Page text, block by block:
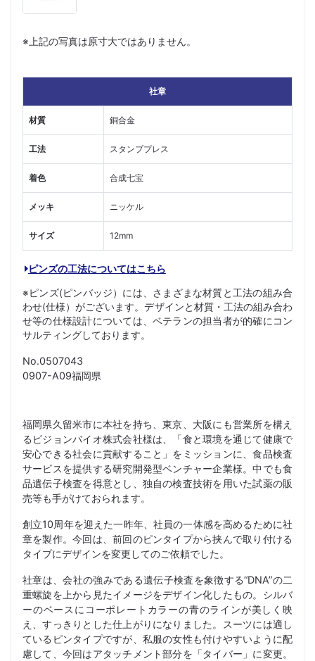
※上記の写真は原寸大ではありません。
社章
材質 銅合金
工法 スタンププレス
着色 合成七宝
メッキ ニッケル
サイズ 12mm
ピンズの工法についてはこちら
※ピンズ(ピンバッジ）には、さまざまな材質と工法の組み合
わせ(仕様）がございます。デザインと材質・工法の組み合わ
せ等の仕様設計については、ベテランの担当者が的確にコン
サルティングしております。
No.0507043
0907-A09福岡県
福岡県久留米市に本社を持ち、東京、大阪にも営業所を構え
るビジョンバイオ株式会社様は、「食と環境を通じて健康で
安心できる社会に貢献すること」をミッションに、食品検査
サービスを提供する研究開発型ベンチャー企業様。中でも食
品遺伝子検査を得意とし、独自の検査技術を用いた試薬の販
売等も手がけておられます。
創立10周年を迎えた一昨年、社員の一体感を高めるために社
章を製作。今回は、前回のピンタイプから挟んで取り付ける
タイプにデザインを変更してのご依頼でした。
社章は、会社の強みである遺伝子検査を象徴する“DNA”の二
重螺旋を上から見たイメージをデザイン化したもの。シルバ
ーのベースにコーポレートカラーの青のラインが美しく映
え、すっきりとした仕上がりになりました。スーツには適し
ているピンタイプですが、私服の女性も付けやすいように配
慮して、今回はアタッチメント部分を「タイバー」に変更。